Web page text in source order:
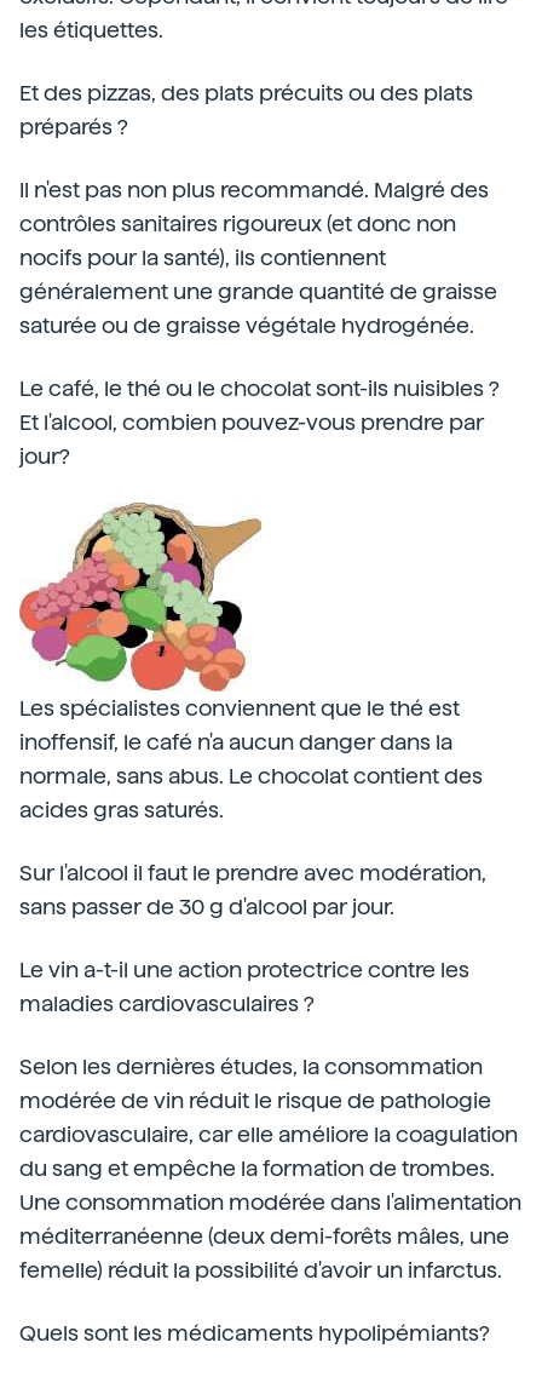
les étiquettes.
Et des pizzas, des plats précuits ou des plats
préparés ?
Il n'est pas non plus recommandé. Malgré des
contrôles sanitaires rigoureux (et donc non
nocifs pour la santé), ils contiennent
généralement une grande quantité de graisse
saturée ou de graisse végétale hydrogénée.
Le café, le thé ou le chocolat sont-ils nuisibles ?
Et l'alcool, combien pouvez-vous prendre par
jour?
Les spécialistes conviennent que le thé est
inoffensif, le café n'a aucun danger dans la
normale, sans abus. Le chocolat contient des
acides gras saturés.
Sur l'alcool il faut le prendre avec modération,
sans passer de 30 g d'alcool par jour.
Le vin a-t-il une action protectrice contre les
maladies cardiovasculaires ?
Selon les dernières études, la consommation
modérée de vin réduit le risque de pathologie
cardiovasculaire, car elle améliore la coagulation
du sang et empêche la formation de trombes.
Une consommation modérée dans l'alimentation
méditerranéenne (deux demi-forêts mâles, une
femelle) réduit la possibilité d'avoir un infarctus.
Quels sont les médicaments hypolipémiants?